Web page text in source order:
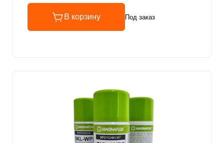
В корзину Под заказ